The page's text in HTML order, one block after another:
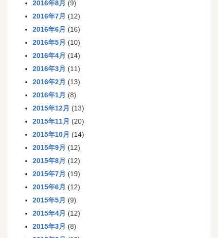
2016年8月 (9)
2016年7月 (12)
2016年6月 (16)
2016年5月 (10)
2016年4月 (14)
2016年3月 (11)
2016年2月 (13)
2016年1月 (8)
2015年12月 (13)
2015年11月 (20)
2015年10月 (14)
2015年9月 (12)
2015年8月 (12)
2015年7月 (19)
2015年6月 (12)
2015年5月 (9)
2015年4月 (12)
2015年3月 (8)